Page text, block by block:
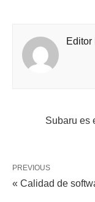
Editor
Subaru es
PREVIOUS
« Calidad de